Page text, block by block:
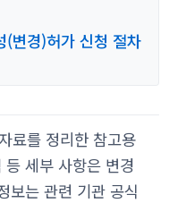
(변경)허가 신청 절차
료를 정리한 참고용
등 세부 사항은 변경
보는 관련 기관 공식